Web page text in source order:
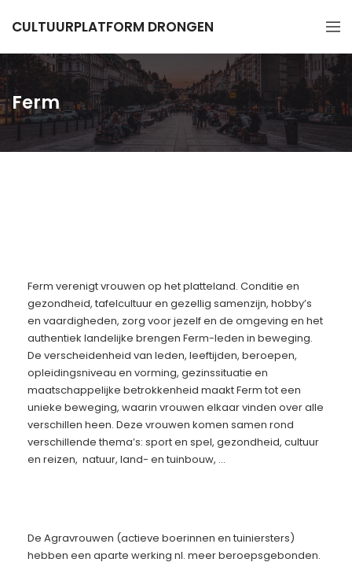
CULTUURPLATFORM DRONGEN
Ferm
Ferm verenigt vrouwen op het platteland. Conditie en
gezondheid, tafelcultuur en gezellig samenzijn, hobby’s
en vaardigheden, zorg voor jezelf en de omgeving en het
authentiek landelijke brengen Ferm-leden in beweging.
De verscheidenheid van leden, leeftijden, beroepen,
opleidingsniveau en vorming, gezinssituatie en
maatschappelijke betrokkenheid maakt Ferm tot een
unieke beweging, waarin vrouwen elkaar vinden over alle
verschillen heen. Deze vrouwen komen samen rond
verschillende thema’s: sport en spel, gezondheid, cultuur
en reizen, natuur, land- en tuinbouw, …
De Agravrouwen (actieve boerinnen en tuiniersters)
hebben een aparte werking nl. meer beroepsgebonden.